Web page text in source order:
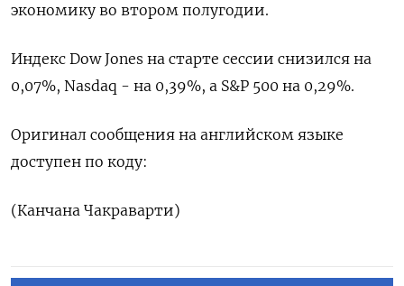
экономику во втором полугодии.
Индекс Dow Jones на старте сессии снизился на
0,07%, Nasdaq - на 0,39%, а S&P 500 на 0,29%.
Оригинал сообщения на английском языке
доступен по коду:
(Канчана Чакраварти)